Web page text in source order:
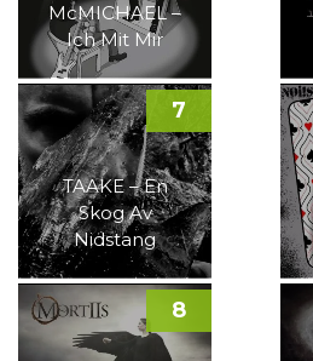
McMICHAEL –
Ich Mit Mir
TAAKE – En
Skog Av
Nidstang
7
8